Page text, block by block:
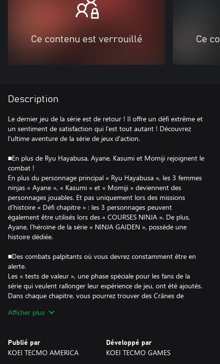
Ce contenu est verrouillé Ce
Description
Le dernier jeu de la série est de retour ! Il offre un défi extrême et
un sentiment de satisfaction qui l'est tout autant ! Découvrez
l'ultime aventure de la série de jeux d'action.
■En plus de Ryu Hayabusa, Ayane, Kasumi et Momiji rejoignent le
combat !
En plus du personnage principal « Ryu Hayabusa », les 3 femmes
ninjas « Ayane », « Kasumi » et « Momiji » deviennent des
personnages jouables. Et pas uniquement lors des missions
d'histoire « Défi chapitre » : les 3 personnages peuvent
également être utilisés lors des « COURSES NINJA ». De plus,
Ayane, l'héroïne de la série « NINJA GAIDEN », possède une
histoire dédiée.
■Des combats palpitants où vous devrez constamment être en
alerte.
Les « tests de valeur », une phase spéciale pour les fans de la
série qui veulent rallonger leur expérience de jeu, ont été ajoutés.
Dans chaque chapitre, vous pourrez trouver des Crânes de
valeur ». En pénétrant dans ces zones, le joueur devra affronter
■Améliorez vos personnages pour rallonger la durée de vie du
jeu !
Afficher plus
Publié par
KOEI TECMO AMERICA
Développé par
KOEI TECMO GAMES